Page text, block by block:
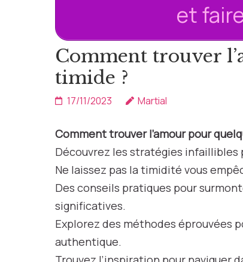
et
Comment trouver
timide ?
17/11/2023 Martial
Comment trouver l’amour pour
Découvrez les stratégies infaillibles
Ne laissez pas la timidité vous
Des conseils pratiques pour
significatives.
Explorez des méthodes éprouvées
authentique.